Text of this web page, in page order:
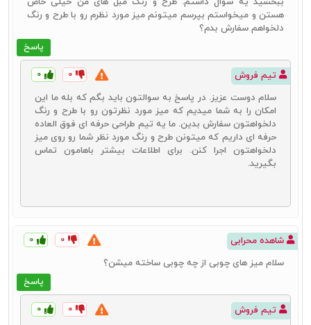
پاسخ
هستن و میخواستم بپرسم میتونم میز مورد نظرم رو با طرح و رنگ
دلخواهم سفارش بدم؟
تیم فروش ۰ ۰
سلام دوست عزیز. در پاسخ به سوالتون باید بگم که بله ما این
امکان را به شما میدیم که میز مورد نظرتون رو با طرح و رنگ
دلخواهتون سفارش بدین. ما یه تیم طراحی حرفه ای فوق العاده
حرفه ای داریم که میتونن طرح و رنگ مورد نظر شما رو روی میز
دلخواهتون اجرا کنن. برای اطلاعات بیشتر باهامون تماس
بگیرید.
شاهده محرابی ۰ ۰
پاسخ
سلام میز های چوبی از چه چوبی ساخته میشن؟
تیم فروش ۰ ۰